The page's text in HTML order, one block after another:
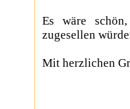
Es wäre
zugesellen
Mit herzlichen